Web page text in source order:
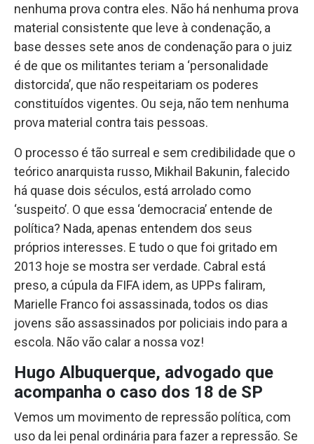
nenhuma prova contra eles. Não há nenhuma prova
material consistente que leve à condenação, a
base desses sete anos de condenação para o juiz
é de que os militantes teriam a ‘personalidade
distorcida’, que não respeitariam os poderes
constituídos vigentes. Ou seja, não tem nenhuma
prova material contra tais pessoas.
O processo é tão surreal e sem credibilidade que o
teórico anarquista russo, Mikhail Bakunin, falecido
há quase dois séculos, está arrolado como
‘suspeito’. O que essa ‘democracia’ entende de
política? Nada, apenas entendem dos seus
próprios interesses. E tudo o que foi gritado em
2013 hoje se mostra ser verdade. Cabral está
preso, a cúpula da FIFA idem, as UPPs faliram,
Marielle Franco foi assassinada, todos os dias
jovens são assassinados por policiais indo para a
escola. Não vão calar a nossa voz!
Hugo Albuquerque, advogado que
acompanha o caso dos 18 de SP
Vemos um movimento de repressão política, com
uso da lei penal ordinária para fazer a repressão. Se